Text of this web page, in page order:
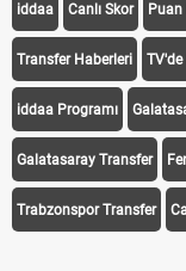
iddaa Canlı Skor
Transfer Haberleri
iddaa Programı
Galatasaray Transfer
Trabzonspor Transfer